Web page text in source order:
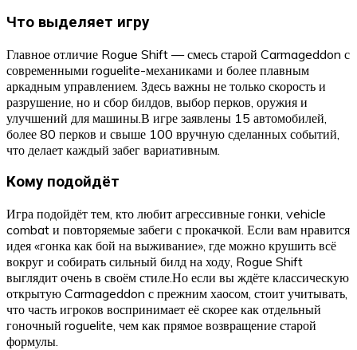
Что выделяет игру
Главное отличие Rogue Shift — смесь старой Carmageddon с
современными roguelite-механиками и более плавным
аркадным управлением. Здесь важны не только скорость и
разрушение, но и сбор билдов, выбор перков, оружия и
улучшений для машины.В игре заявлены 15 автомобилей,
более 80 перков и свыше 100 вручную сделанных событий,
что делает каждый забег вариативным.
Кому подойдёт
Игра подойдёт тем, кто любит агрессивные гонки, vehicle
combat и повторяемые забеги с прокачкой. Если вам нравится
идея «гонка как бой на выживание», где можно крушить всё
вокруг и собирать сильный билд на ходу, Rogue Shift
выглядит очень в своём стиле.Но если вы ждёте классическую
открытую Carmageddon с прежним хаосом, стоит учитывать,
что часть игроков воспринимает её скорее как отдельный
гоночный roguelite, чем как прямое возвращение старой
формулы.